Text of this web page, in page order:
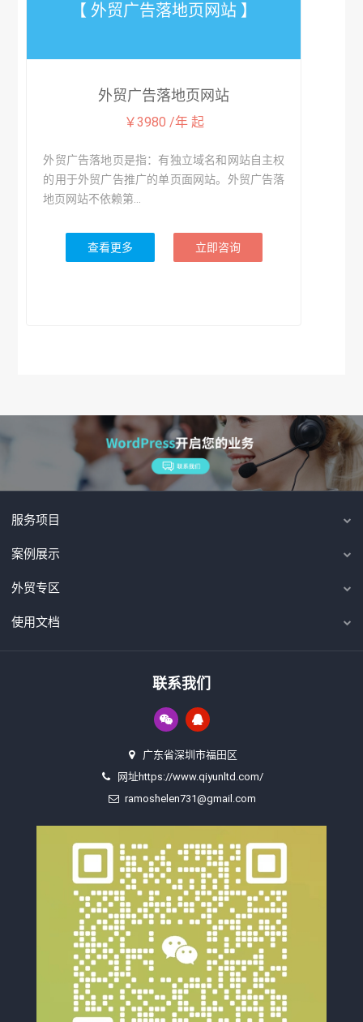
【 外贸广告落地页网站 】
外贸广告落地页网站
￥3980 /年 起
外贸广告落地页是指：有独立域名和网站自主权
的用于外贸广告推广的单页面网站。外贸广告落
地页网站不依赖第...
查看更多 立即咨询
服务项目
案例展示
外贸专区
使用文档
联系我们
广东省深圳市福田区
网址https://www.qiyunltd.com/
ramoshelen731@gmail.com